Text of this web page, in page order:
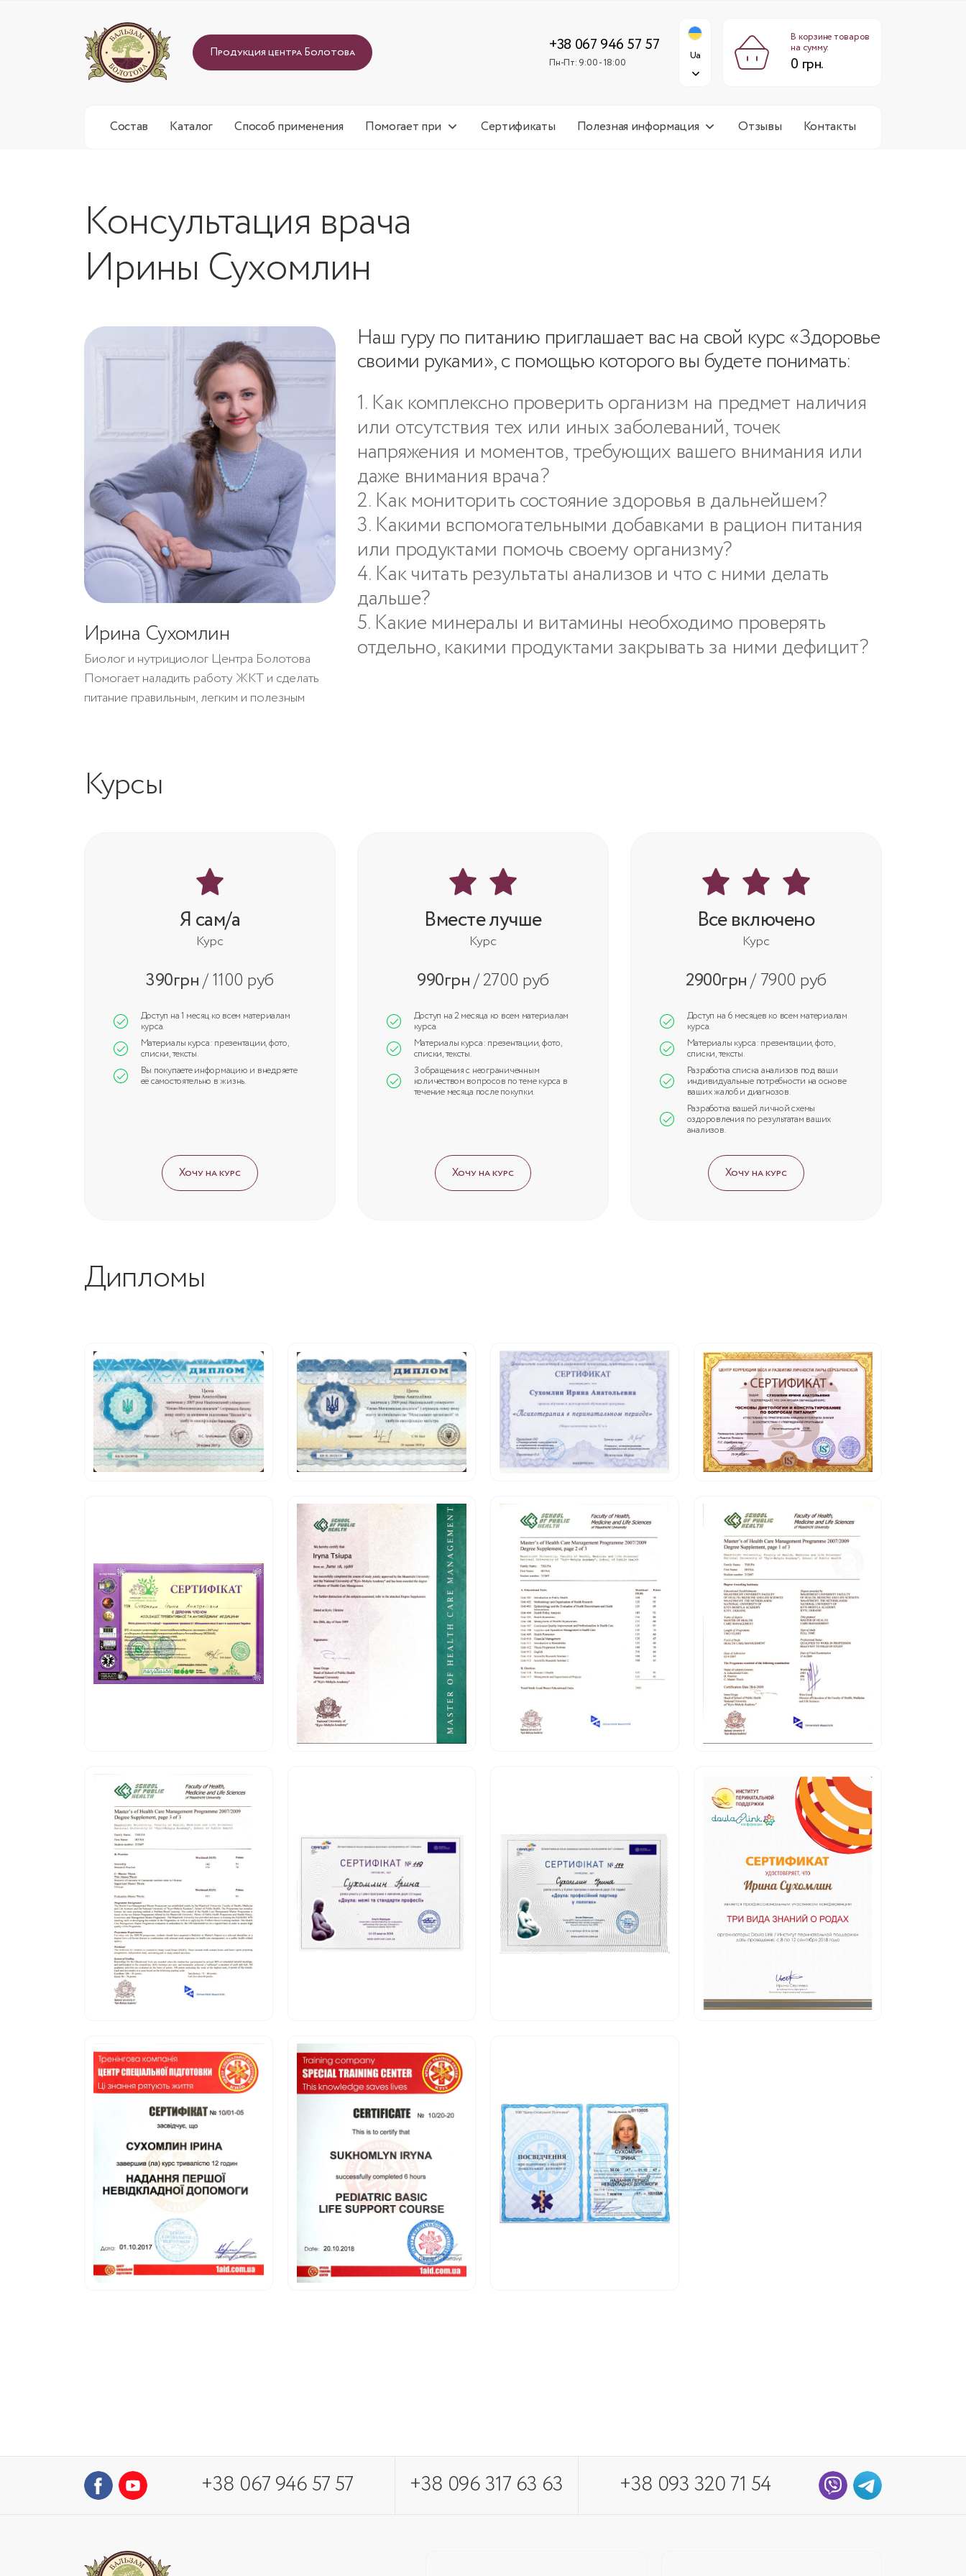
Продукция центра Болотова +38 067 946 57 57
Пн-Пт: 9:00 - 18:00
Ua
В корзине товаров
на сумму:
0 грн.
Состав Каталог Способ применения Помогает при Сертификаты Полезная информация Отзывы Контакты
Консультация врача
Ирины Сухомлин
Ирина Сухомлин
Биолог и нутрициолог Центра Болотова
Помогает наладить работу ЖКТ и сделать
питание правильным, легким и полезным
Наш гуру по питанию приглашает вас на свой курс «Здоровье
своими руками», с помощью которого вы будете понимать:
1. Как комплексно проверить организм на предмет наличия
или отсутствия тех или иных заболеваний, точек
напряжения и моментов, требующих вашего внимания или
даже внимания врача?
2. Как мониторить состояние здоровья в дальнейшем?
3. Какими вспомогательными добавками в рацион питания
или продуктами помочь своему организму?
4. Как читать результаты анализов и что с ними делать
дальше?
5. Какие минералы и витамины необходимо проверять
отдельно, какими продуктами закрывать за ними дефицит?
Курсы
Я сам/а
Курс
390грн/ 1100 руб
Доступ на 1 месяц ко всем материалам
курса.
Материалы курса: презентации, фото,
списки, тексты.
Вы покупаете информацию и внедряете
её самостоятельно в жизнь.
Хочу на курс
Вместе лучше
Курс
990грн/ 2700 руб
Доступ на 2 месяца ко всем материалам
курса.
Материалы курса: презентации, фото,
списки, тексты.
3 обращения с неограниченным
количеством вопросов по теме курса в
течение месяца после покупки.
Хочу на курс
Все включено
Курс
2900грн/ 7900 руб
Доступ на 6 месяцев ко всем материалам
курса.
Материалы курса: презентации, фото,
списки, тексты.
Разработка списка анализов под ваши
индивидуальные потребности на основе
ваших жалоб и диагнозов.
Разработка вашей личной схемы
оздоровления по результатам ваших
анализов.
Хочу на курс
Дипломы
+38 067 946 57 57 +38 096 317 63 63 +38 093 320 71 54